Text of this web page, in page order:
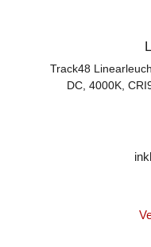
Track48
DC, 4000K,